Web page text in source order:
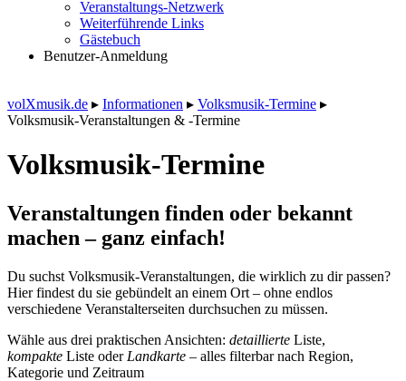
Veranstaltungs-Netzwerk
Weiterführende Links
Gästebuch
Benutzer-Anmeldung
volXmusik.de ▸ Informationen ▸ Volksmusik-Termine ▸
Volksmusik-Veranstaltungen & -Termine
Volksmusik-Termine
Veranstaltungen finden oder bekannt
machen – ganz einfach!
Du suchst Volksmusik-Veranstaltungen, die wirklich zu dir passen?
Hier findest du sie gebündelt an einem Ort – ohne endlos
verschiedene Veranstalterseiten durchsuchen zu müssen.
Wähle aus drei praktischen Ansichten: detaillierte Liste,
kompakte Liste oder Landkarte – alles filterbar nach Region,
Kategorie und Zeitraum